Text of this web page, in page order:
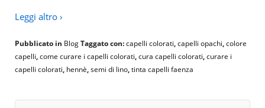
Leggi altro ›
Pubblicato in BlogTaggato con:capelli colorati,capelli opachi,colore
capelli,come curare i capelli colorati,cura capelli colorati,curare i
capelli colorati, hennè,semi di lino,tinta capelli faenza